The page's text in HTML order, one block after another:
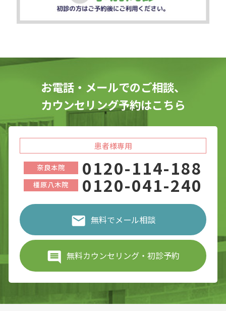
お電話・メールでのご相談、
カウンセリング予約はこちら
患者様専用
奈良本院 0120-114-188
橿原八木院 0120-041-240
無料でメール相談
無料カウンセリング・初診予約